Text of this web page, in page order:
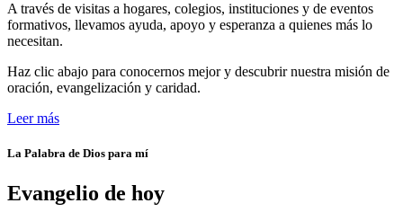
A través de visitas a hogares, colegios, instituciones y de eventos
formativos, llevamos ayuda, apoyo y esperanza a quienes más lo
necesitan.
Haz clic abajo para conocernos mejor y descubrir nuestra misión de
oración, evangelización y caridad.
Leer más
La Palabra de Dios para mí
Evangelio de hoy